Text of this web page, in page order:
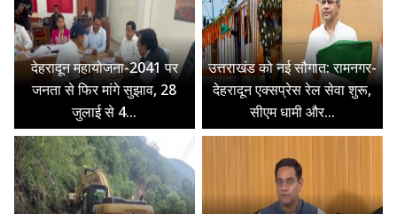
देहरादून महायोजना-2041 पर
जनता से फिर मांगे सुझाव, 28
जुलाई से 4...
उत्तराखंड को नई सौगात: रामनगर-
देहरादून एक्सप्रेस रेल सेवा शुरू,
सीएम धामी और...